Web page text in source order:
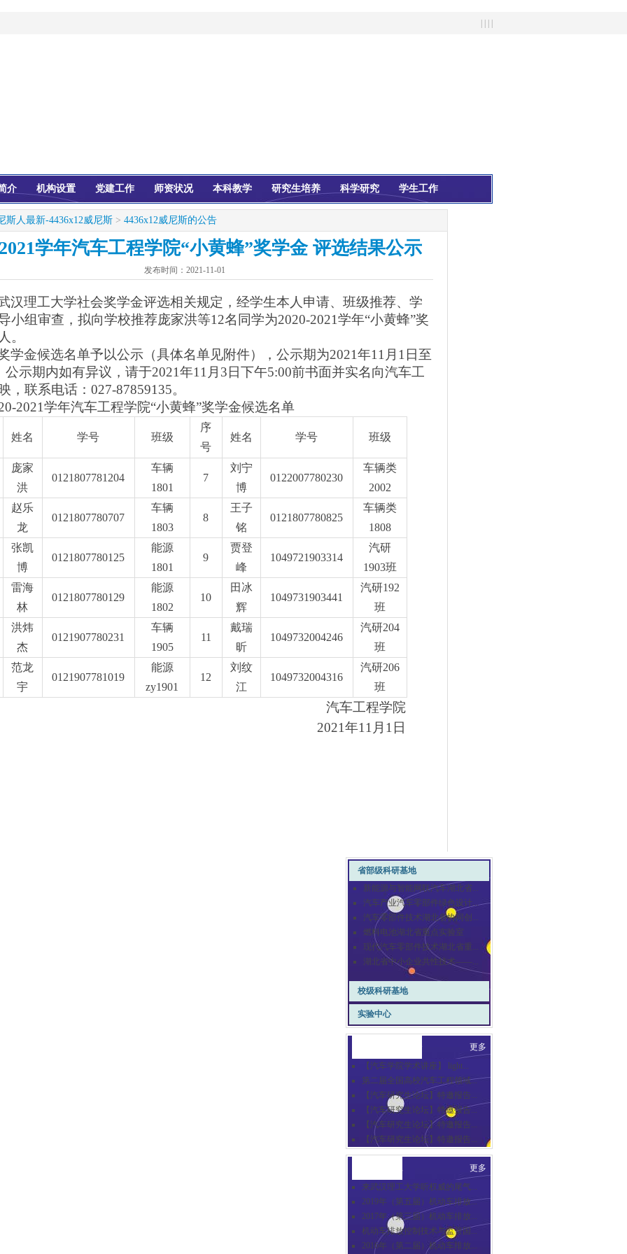
介 机构设置 党建工作 师资状况 本科教学 研究生培养 科学研究 学生工作
斯人最新-4436x12威尼斯 > 4436x12威尼斯的公告
学年汽车工程学院“小黄蜂”奖学金 评选结果公示
发布时间： 2021-11-01
汉理工大学社会奖学金评选相关规定，经学生本人申请、班级推荐、学
小组审查，拟向学校推荐庞家洪等12名同学为2020-2021学年“小黄蜂”奖
。
学金候选名单予以公示（具体名单见附件），公示期为2021年1 1 月 1 日至
公示期内如有异议，请于2021年1 1 月 3 日下午5:00前书面并实名向汽车工
，联系电话：027-87859135。
-2021学年汽车工程学院“小黄蜂”奖学金候选名单
姓名 学号 班级
序
号
姓名 学号 班级
庞家
洪
0121807781204
车辆
1801
7
刘宁
博
0122007780230
车辆类
2002
赵乐
龙
0121807780707
车辆
1803
8
王子
铭
0121807780825
车辆类
1808
张凯
博
0121807780125
能源
1801
9
贾登
峰
1049721903314
汽研
1903班
雷海
林
0121807780129
能源
1802
10
田冰
辉
1049731903441
汽研192
班
洪炜
杰
0121907780231
车辆
1905
11
戴瑞
昕
1049732004246
汽研204
班
范龙
宇
0121907781019
能源
zy1901
12
刘纹
江
1049732004316
汽研206
班
汽车工程学院
2021年11月1日
省部级科研基地
新能源与智能网联汽车湖北省...
汽车产业汽车零部件绿色设计...
汽车零部件技术湖北省协同创...
燃料电池湖北省重点实验室
现代汽车零部件技术湖北省重...
湖北省中小企业共性技术——...
校级科研基地
实验中心
更多
【汽车学院学术讲座】 light...
第二届全国高校汽车工程领域...
【汽车研究生论坛】特邀报告...
【汽车研究生论坛】特邀报告...
【汽车研究生论坛】特邀报告...
【汽车研究生论坛】特邀报告...
更多
来武汉理工大学听权威的尾气...
2019年（第五届）机动车排放...
2017年（第三届）机动车排放...
机动车排放控制技术与监管国...
2016年（第二届）机动车排放...